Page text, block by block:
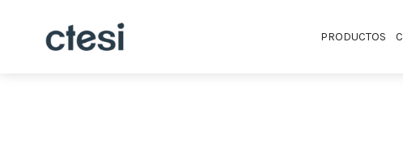
PRODUCTOS